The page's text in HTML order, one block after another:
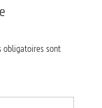
obligatoires sont